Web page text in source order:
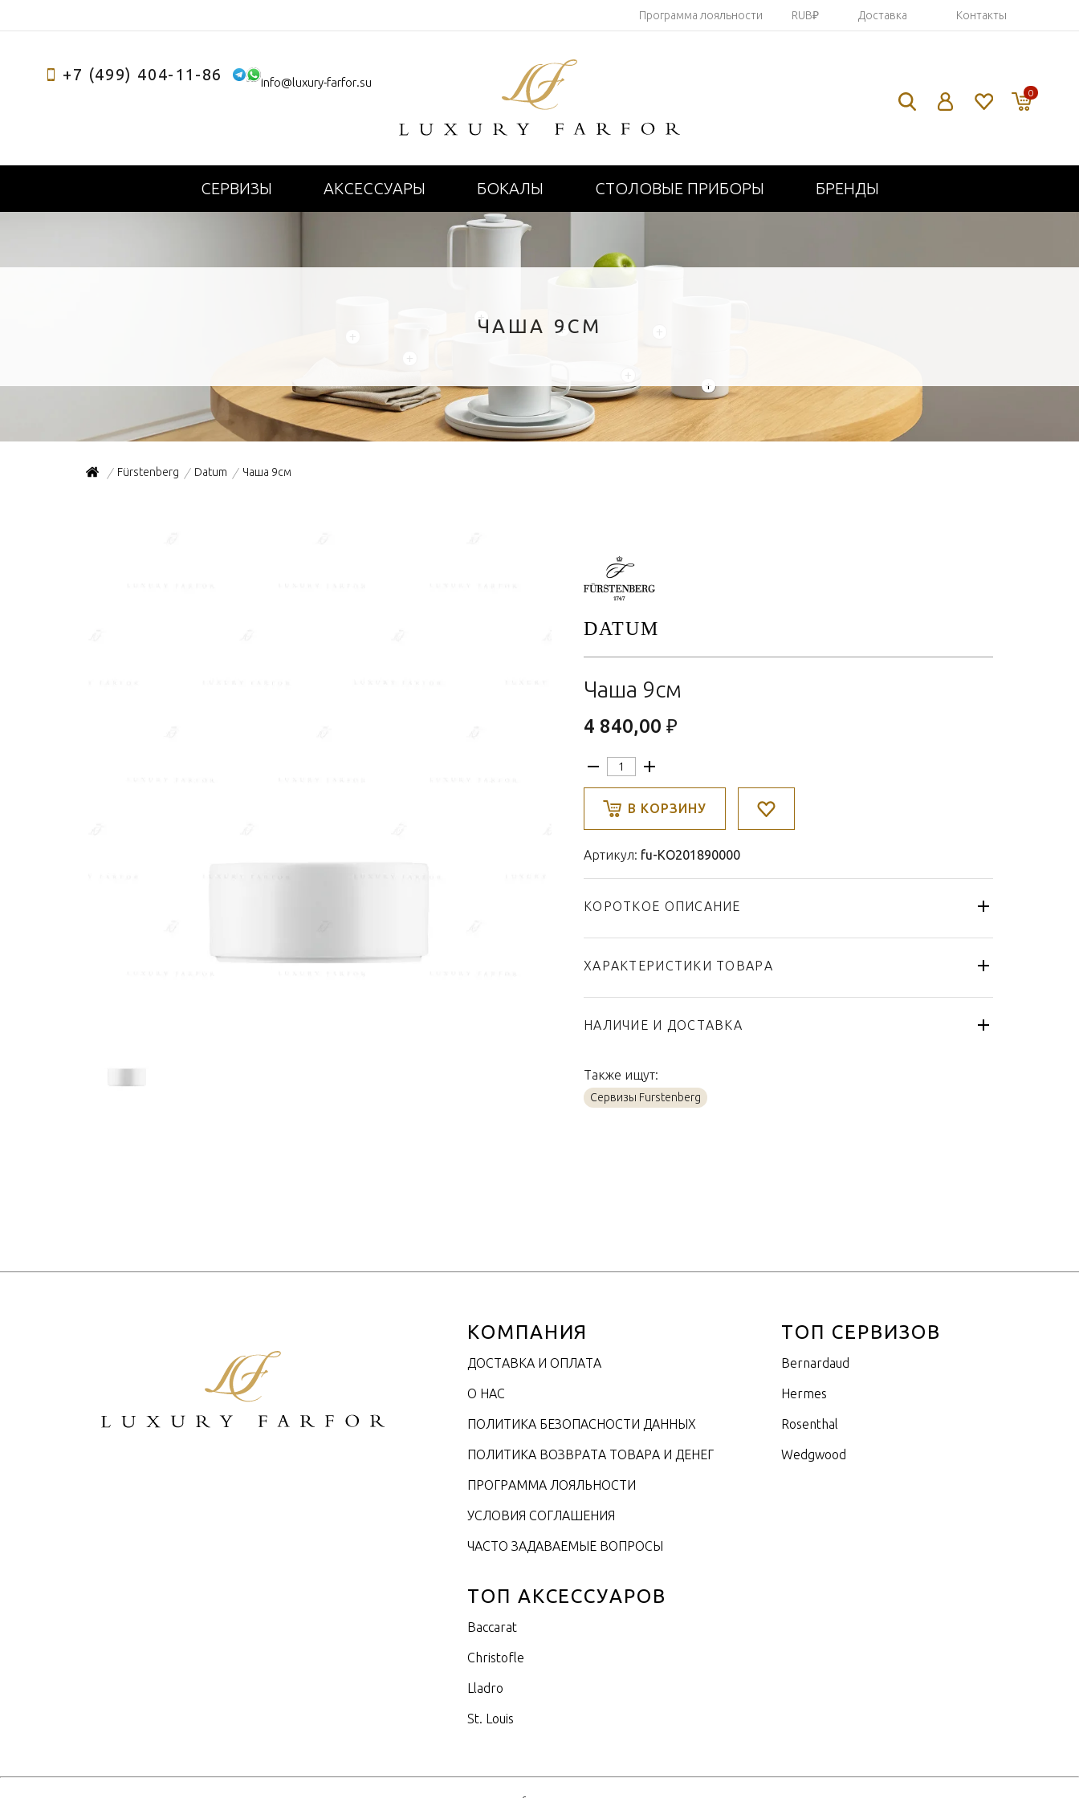
Программа лояльности RUB₽ Доставка Контакты
+7 (499) 404-11-86 info@luxury-farfor.su
0
СЕРВИЗЫ АКСЕССУАРЫ БОКАЛЫ СТОЛОВЫЕ ПРИБОРЫ БРЕНДЫ
+
+
+
+
+
+
+ ЧАША 9СМ
/ Fürstenberg / Datum / Чаша 9см
DATUM
Чаша 9см
4 840,00 ₽
В КОРЗИНУ
Артикул: fu-KO201890000
КОРОТКОЕ ОПИСАНИЕ
ХАРАКТЕРИСТИКИ ТОВАРА
Коллекция
Datum
Материал
Объем / Размер
НАЛИЧИЕ И ДОСТАВКА
Также ищут:
Сервизы Furstenberg
КОМПАНИЯ
ДОСТАВКА И ОПЛАТА
О НАС
ПОЛИТИКА БЕЗОПАСНОСТИ ДАННЫХ
ПОЛИТИКА ВОЗВРАТА ТОВАРА И ДЕНЕГ
ПРОГРАММА ЛОЯЛЬНОСТИ
УСЛОВИЯ СОГЛАШЕНИЯ
ЧАСТО ЗАДАВАЕМЫЕ ВОПРОСЫ
ТОП СЕРВИЗОВ
Bernardaud
Hermes
Rosenthal
Wedgwood
ТОП АКСЕССУАРОВ
Baccarat
Christofle
Lladro
St. Louis